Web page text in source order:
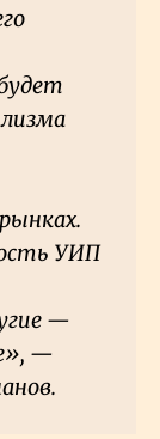
УИП
—
—